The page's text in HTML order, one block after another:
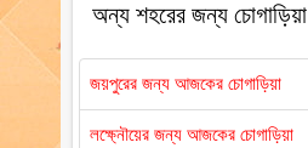
অন্য শহরের জন্য চোগাড়িয়া
জয়পুরের জন্য আজকের চোগাড়িয়া
লক্ষ্নৌয়ের জন্য আজকের চোগাড়িয়া